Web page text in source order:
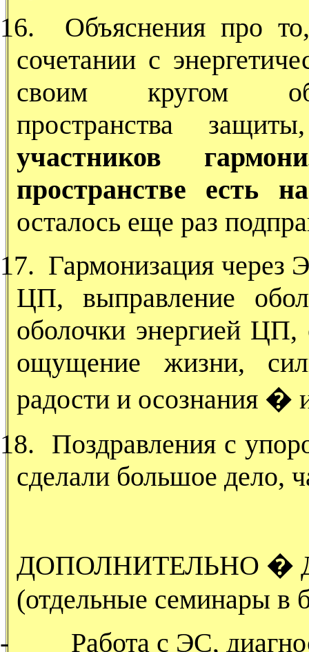
16.
Объяснения про
сочетании с
своим кругом
пространства
участников
пространстве есть
осталось еще раз
17. Гармонизация через
ЦП, выправление
оболочки энергией
ощущение жизни,
радости и осознания �
18.
Поздравления с
сделали большое дело,
ДОПОЛНИТЕЛЬНО �
(отдельные семинары в
-
Работа с ЭС,